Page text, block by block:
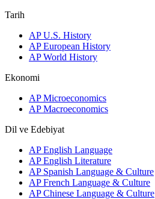
Tarih
AP U.S. History
AP European History
AP World History
Ekonomi
AP Microeconomics
AP Macroeconomics
Dil ve Edebiyat
AP English Language
AP English Literature
AP Spanish Language & Culture
AP French Language & Culture
AP Chinese Language & Culture